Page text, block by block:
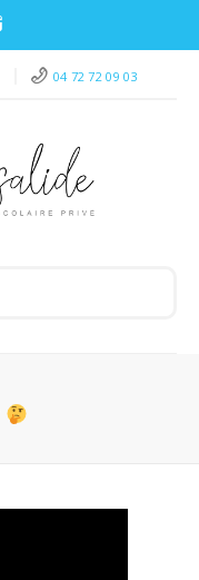
04 72 72 09 03